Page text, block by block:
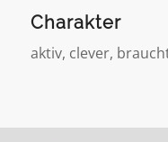
Charakter
aktiv, clever,